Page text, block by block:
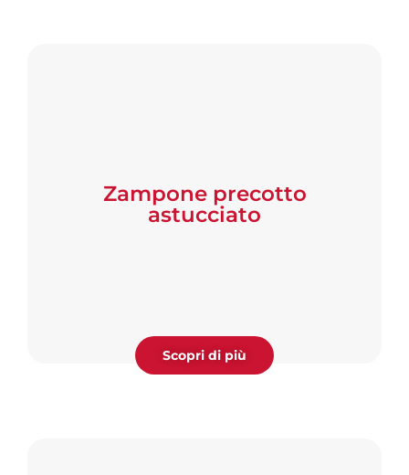
Zampone precotto
astucciato
Scopri di più